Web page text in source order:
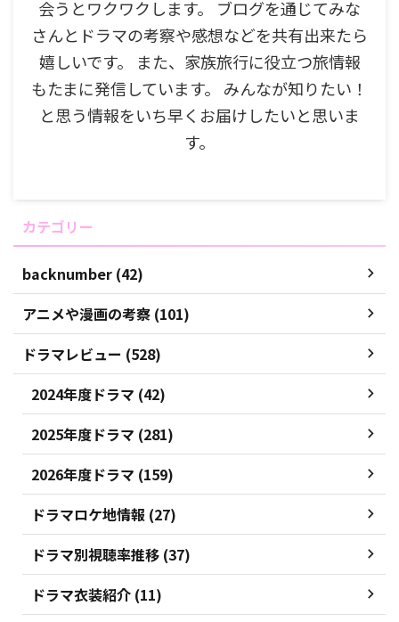
会うとワクワクします。 ブログを通じてみな
さんとドラマの考察や感想などを共有出来たら
嬉しいです。 また、家族旅行に役立つ旅情報
もたまに発信しています。 みんなが知りたい！
と思う情報をいち早くお届けしたいと思いま
す。
カテゴリー
backnumber (42)
アニメや漫画の考察 (101)
ドラマレビュー (528)
2024年度ドラマ (42)
2025年度ドラマ (281)
2026年度ドラマ (159)
ドラマロケ地情報 (27)
ドラマ別視聴率推移 (37)
ドラマ衣装紹介 (11)